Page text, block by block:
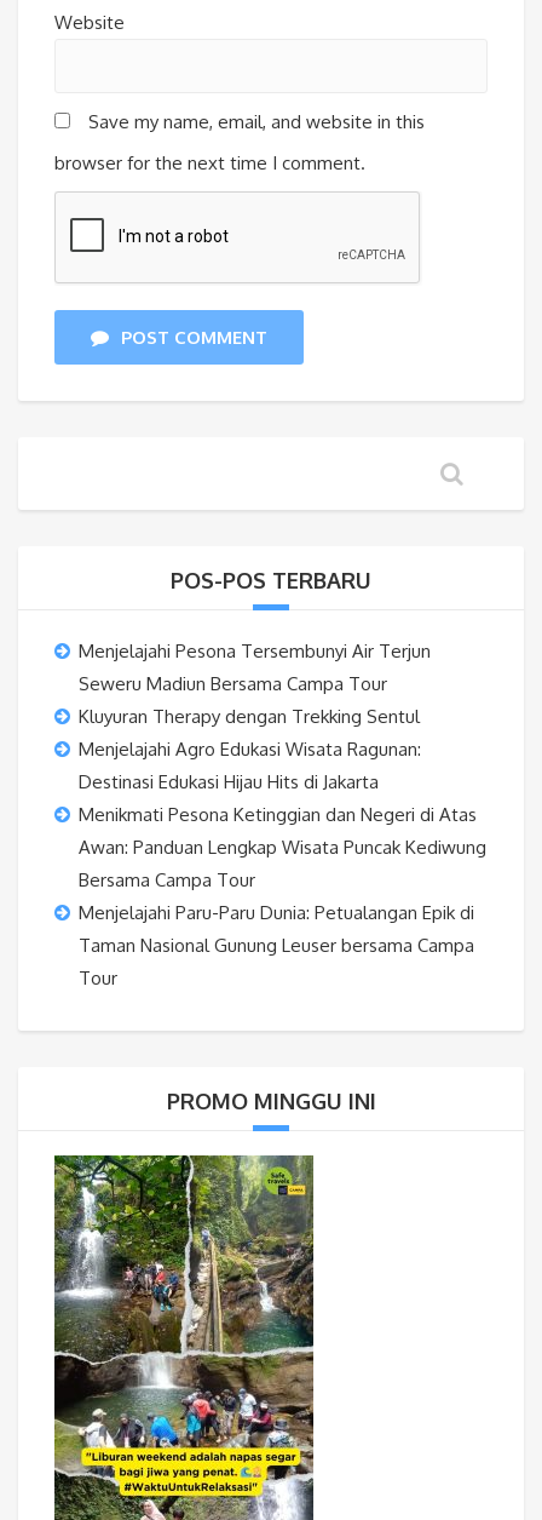
Website
Save my name, email, and website in this
browser for the next time I comment.
POST COMMENT
POS-POS TERBARU
Menjelajahi Pesona Tersembunyi Air Terjun
Seweru Madiun Bersama Campa Tour
Kluyuran Therapy dengan Trekking Sentul
Menjelajahi Agro Edukasi Wisata Ragunan:
Destinasi Edukasi Hijau Hits di Jakarta
Menikmati Pesona Ketinggian dan Negeri di Atas
Awan: Panduan Lengkap Wisata Puncak Kediwung
Bersama Campa Tour
Menjelajahi Paru-Paru Dunia: Petualangan Epik di
Taman Nasional Gunung Leuser bersama Campa
Tour
PROMO MINGGU INI